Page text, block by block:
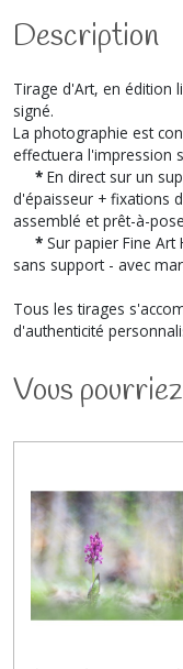
Description
Tirage d'Art, en édition
signé.
La photographie est
effectuera l'impression
* En direct sur un
d'épaisseur + fixations
assemblé et prêt-à-
* Sur papier Fine Art
sans support - avec
Tous les tirages
d'authenticité
Vous